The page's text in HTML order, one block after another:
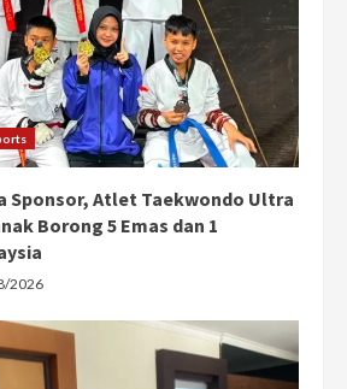
Sponsor, Atlet Taekwondo Ultra
Borong 5 Emas dan 1
2026